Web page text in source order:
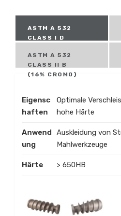
ASTM A 532
CLASS I D
5%NICKEL)
ASTM A 532
CLASS II B
(16% CROMO)
Eigensc
haften
Optimale
hohe Härte
Anwend
ung
Auskleidung von
Mahlwerkzeuge
Härte > 650HB